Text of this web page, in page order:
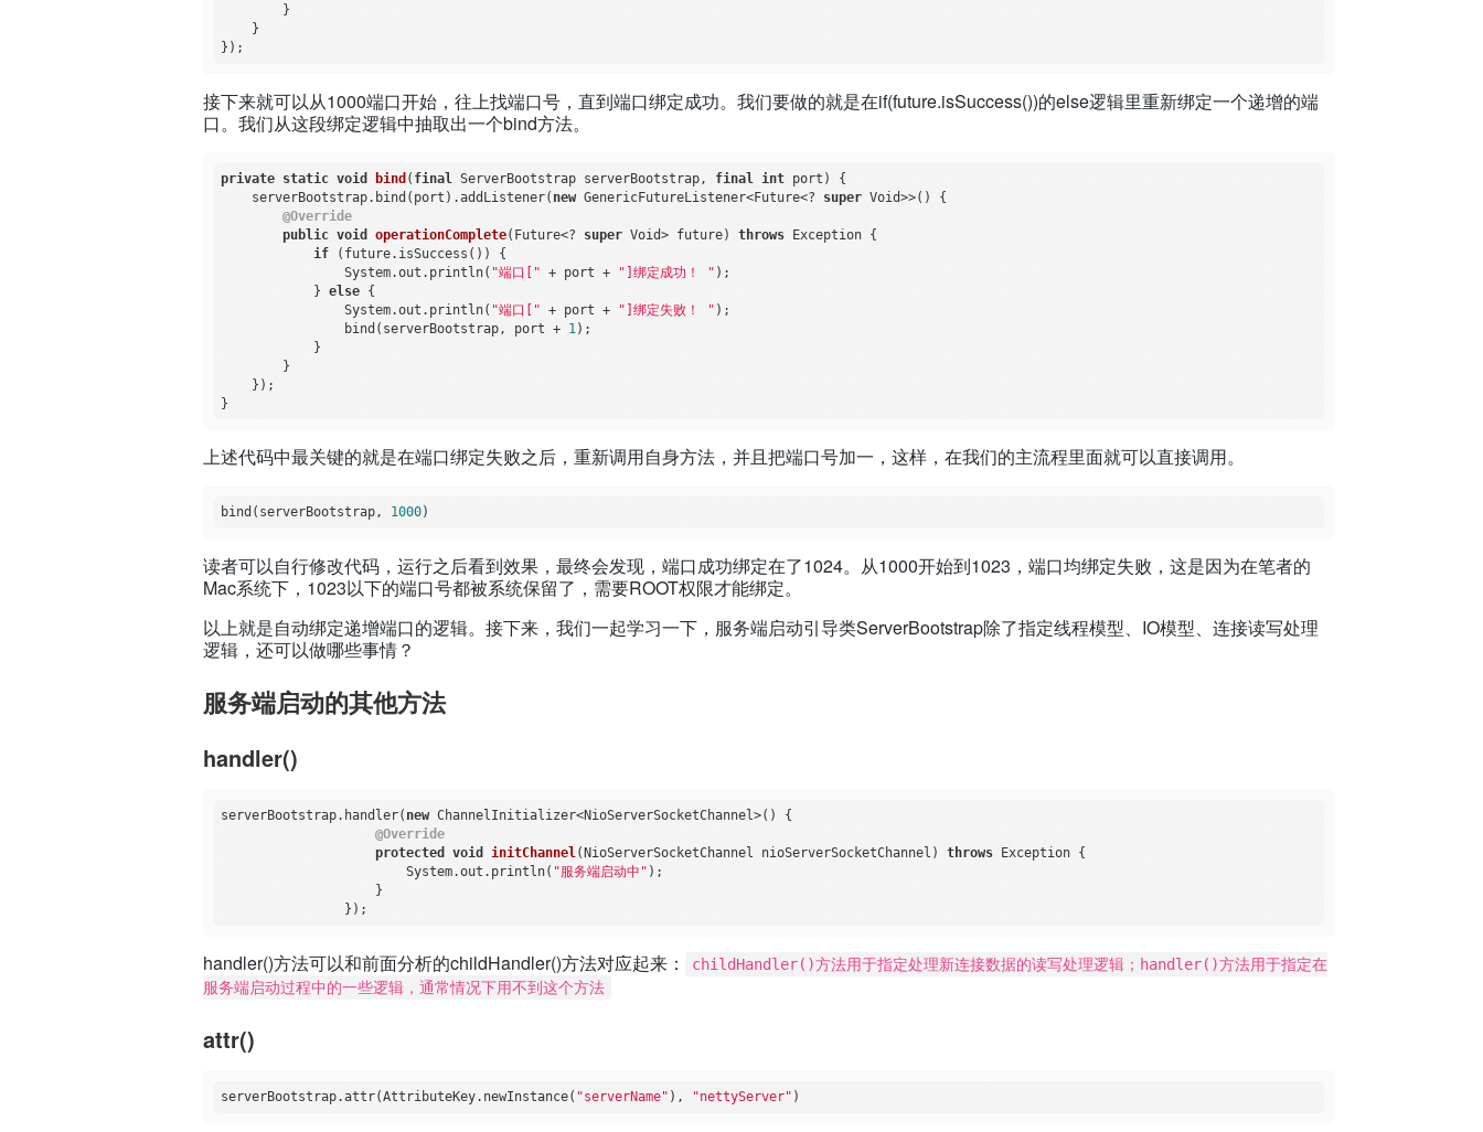
        }
    }
接下来就可以从1000端口开始，往上找端口号，直到端口绑定成功。我们要做的就是在if(future.isSuccess())的else逻辑里重新绑定一个递增的端
口。我们从这段绑定逻辑中抽取出一个bind方法。
private static void bind ( final ServerBootstrap serverBootstrap, final int port)
{
    serverBootstrap.bind(port).addListener(
new GenericFutureListener<Future<? super Void>>() {
@Override
public void operationComplete(Future<? super Void> future) throws Exception {
if (future.isSuccess()) {
                System.out.println(
"端口[" + port + "]绑定成功！ " );
            }
else {
                System.out.println(
"端口[" + port + "]绑定失败！ " );
                bind(serverBootstrap, port +
1 );
            }
        }
    });
上述代码中最关键的就是在端口绑定失败之后，重新调用自身方法，并且把端口号加一，这样，在我们的主流程里面就可以直接调用。
bind(serverBootstrap, 1000
读者可以自行修改代码，运行之后看到效果，最终会发现，端口成功绑定在了1024。从1000开始到1023，端口均绑定失败，这是因为在笔者的
Mac系统下，1023以下的端口号都被系统保留了，需要ROOT权限才能绑定。
以上就是自动绑定递增端口的逻辑。接下来，我们一起学习一下，服务端启动引导类ServerBootstrap除了指定线程模型、IO模型、连接读写处理
逻辑，还可以做哪些事情？
服务端启动的其他方法
handler()
serverBootstrap.handler( new ChannelInitializer<NioServerSocketChannel>() {
@Override
protected
void initChannel(NioServerSocketChannel nioServerSocketChannel) throws Exception {
                        System.out.println(
"服务端启动中" );
                    }
handler()方法可以和前面分析的childHandler()方法对应起来：
childHandler()方法用于指定处理新连接数据的读写处理逻辑；handler()方法用于指定在
服务端启动过程中的一些逻辑，通常情况下用不到这个方法
attr()
serverBootstrap.attr(AttributeKey.newInstance( "serverName" ), "nettyServer"